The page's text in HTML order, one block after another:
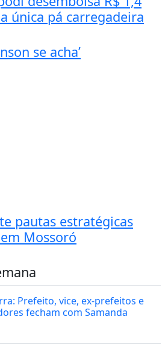
única pá carregadeira
se acha’
pautas estratégicas
Mossoró
Prefeito, vice, ex-prefeitos e
fecham com Samanda